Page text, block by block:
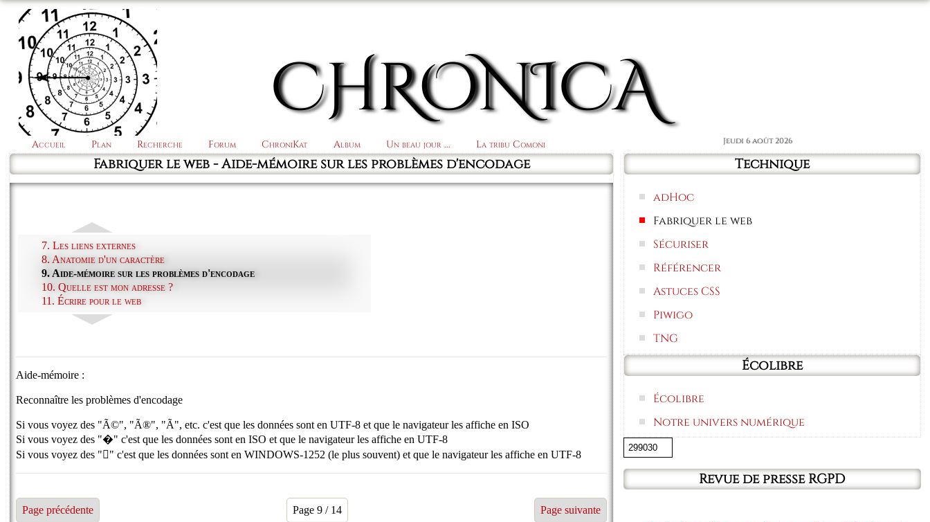
CHRONICA
Accueil Plan Recherche Forum ChroniKat Album Un beau jour ... La tribu Comoni Jeudi 6 août 2026
Fabriquer le web - Aide-mémoire sur les problèmes d'encodage
7. Les liens externes
8. Anatomie d'un caractère
9. Aide-mémoire sur les problèmes d'encodage
10. Quelle est mon adresse ?
11. Écrire pour le web
Aide-mémoire :
Reconnaître les problèmes d'encodage
Si vous voyez des "Ã©", "Ã®", "Ã", etc. c'est que les données sont en UTF-8 et que le navigateur les affiche en ISO
Si vous voyez des "�" c'est que les données sont en ISO et que le navigateur les affiche en UTF-8
Si vous voyez des "￾" c'est que les données sont en WINDOWS-1252 (le plus souvent) et que le navigateur les affiche en UTF-8
Page précédente Page 9 / 14 Page suivante
Technique
adHoc
Fabriquer le web
Sécuriser
Référencer
Astuces CSS
Piwigo
TNG
Écolibre
Écolibre
Notre univers numérique
Revue de presse RGPD